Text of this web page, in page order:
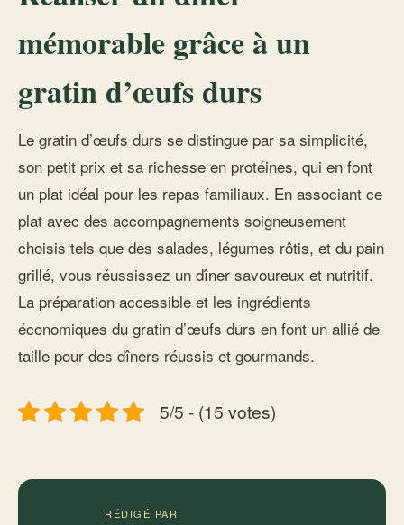
mémorable grâce à un
gratin d’œufs durs
Le gratin d’œufs durs se distingue par sa simplicité,
son petit prix et sa richesse en protéines, qui en font
un plat idéal pour les repas familiaux. En associant ce
plat avec des accompagnements soigneusement
choisis tels que des salades, légumes rôtis, et du pain
grillé, vous réussissez un dîner savoureux et nutritif.
La préparation accessible et les ingrédients
économiques du gratin d’œufs durs en font un allié de
taille pour des dîners réussis et gourmands.
5/5 - (15 votes)
RÉDIGÉ PAR